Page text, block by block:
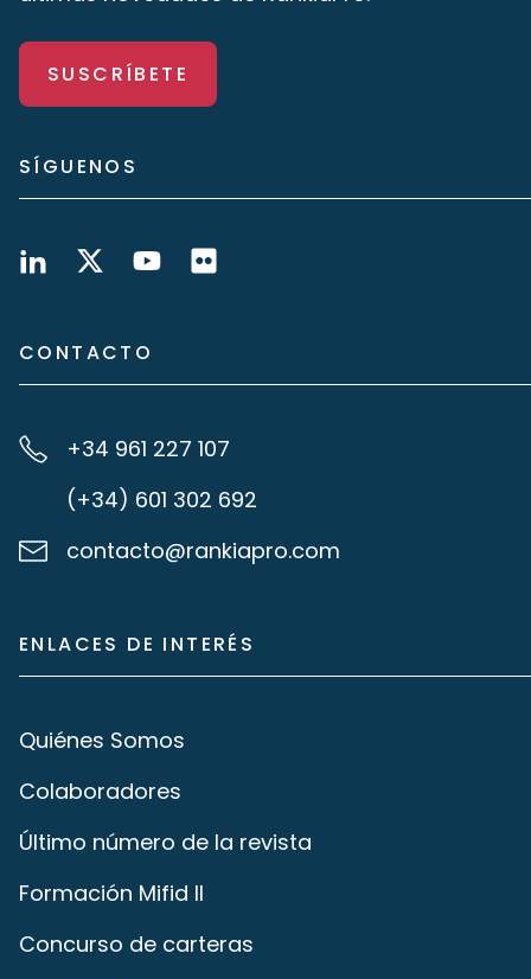
SUSCRÍBETE
SÍGUENOS
CONTACTO
+34 961 227 107
(+34) 601 302 692
contacto@rankiapro.com
ENLACES DE INTERÉS
Quiénes Somos
Colaboradores
Último número de la revista
Formación Mifid II
Concurso de carteras